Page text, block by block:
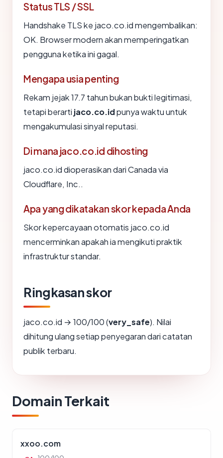
Status TLS / SSL
Handshake TLS ke jaco.co.id mengembalikan:
OK. Browser modern akan memperingatkan
pengguna ketika ini gagal.
Mengapa usia penting
Rekam jejak 17.7 tahun bukan bukti legitimasi,
tetapi berarti jaco.co.idpunya waktu untuk
mengakumulasi sinyal reputasi.
Di mana jaco.co.id dihosting
jaco.co.id dioperasikan dari Canada via
Cloudflare, Inc..
Apa yang dikatakan skor kepada Anda
Skor kepercayaan otomatis jaco.co.id
mencerminkan apakah ia mengikuti praktik
infrastruktur standar.
Ringkasan skor
jaco.co.id → 100/100 (very_safe). Nilai
dihitung ulang setiap penyegaran dari catatan
publik terbaru.
Domain Terkait
xxoo.com